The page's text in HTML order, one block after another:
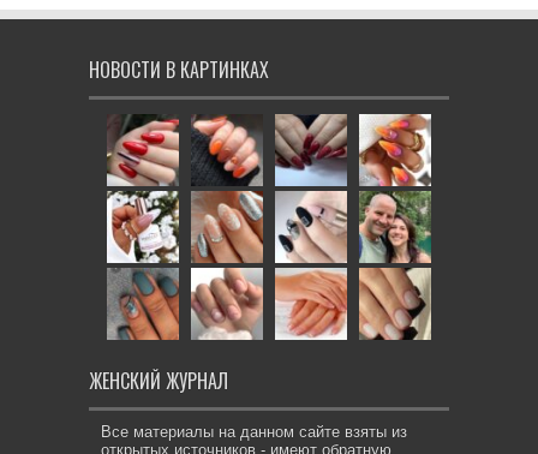
НОВОСТИ В КАРТИНКАХ
ЖЕНСКИЙ ЖУРНАЛ
Все материалы на данном сайте взяты из
открытых источников - имеют обратную